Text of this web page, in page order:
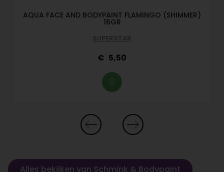
AQUA FACE AND BODYPAINT FLAMINGO (SHIMMER)
16GR
SUPERSTAR
5,50
Alles bekijken van Schmink & Bodypaint